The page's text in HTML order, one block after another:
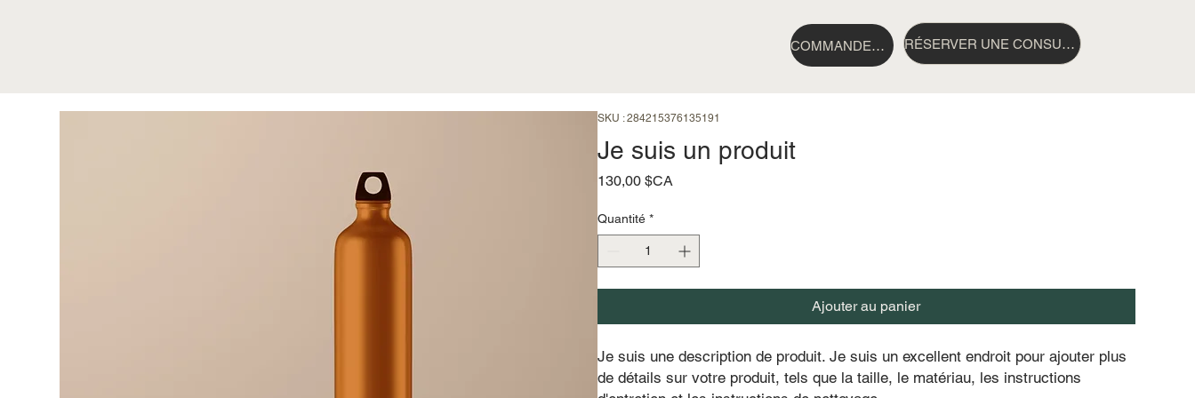
COMMANDER DES NOTES GCMS RÉSERVER UNE CONSULTATION
SKU : 284215376135191
Je suis un produit
130,00 $CA
Quantité *
Ajouter au panier
Je suis une description de produit. Je suis un excellent endroit pour ajouter plus
de détails sur votre produit, tels que la taille, le matériau, les instructions